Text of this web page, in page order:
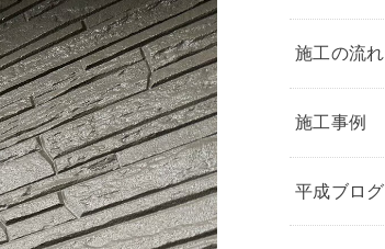
施工の流れ
施工事例
平成ブログ